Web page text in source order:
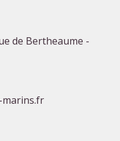
de Bertheaume -
marins.fr